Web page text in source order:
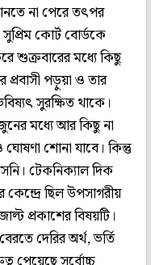
না পেরে তৎপর
কোর্ট বোর্ডকে
শুক্রবারের মধ্যে কিছু
প্রবাসী পড়ুয়া ও তার
সুরক্ষিত থাকে।
মধ্যে আর কিছু না
শোনা যাবে। কিন্তু
টেকনিক্যাল দিক
ছিল উপসাগরীয়
প্রকাশের বিষয়টি।
দেরির অর্থ, ভর্তি